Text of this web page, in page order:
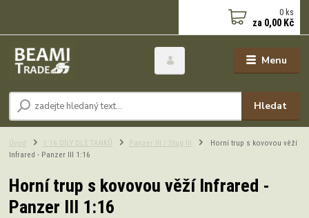
Menu
Hledat
0 ks
za 0,00 Kč
Úvod 1:16 DÍLY DLE TANKŮ Panzer III / Stug III
Horní trup s kovovou věží
Infrared - Panzer III 1:16
Horní trup s kovovou věží Infrared -
Panzer III 1:16